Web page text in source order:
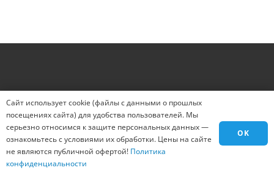
Сайт использует cookie (файлы с данными о прошлых
посещениях сайта) для удобства пользователей. Мы
серьезно относимся к защите персональных данных —
ознакомьтесь с условиями их обработки. Цены на сайте
не являются публичной офертой! Политика
конфиденциальности
OK